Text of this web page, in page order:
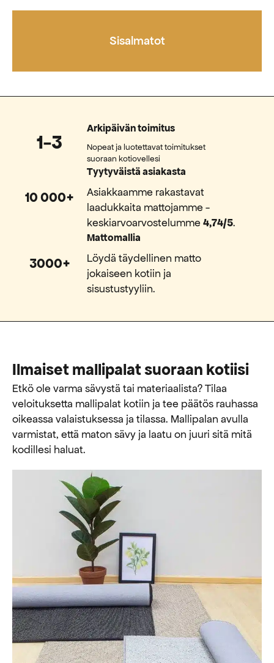
Sisalmatot
1-3
Arkipäivän toimitus
Nopeat ja luotettavat toimitukset
suoraan kotiovellesi
10 000+
Tyytyväistä asiakasta
Asiakkaamme rakastavat
laadukkaita mattojamme -
keskiarvoarvostelumme4,74/5.
3000+
Mattomallia
Löydä täydellinen matto
jokaiseen kotiin ja
sisustustyyliin.
Ilmaiset mallipalat suoraan kotiisi
Etkö ole varma sävystä tai materiaalista? Tilaa
veloituksetta mallipalat kotiin ja tee päätös rauhassa
oikeassa valaistuksessa ja tilassa. Mallipalan avulla
varmistat, että maton sävy ja laatu on juuri sitä mitä
kodillesi haluat.